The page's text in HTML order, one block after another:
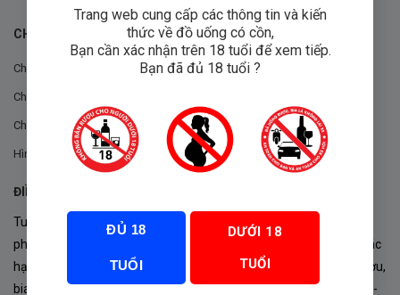
CHÍNH SÁCH
Chính sách chung
Chính sách đổi trả
Chính sách mua hàng
Hình thức thanh toán
ĐIỀU KHOẢN VÀ CHÍNH SÁCH
Tuân thủ Nghị định 105/2017/NĐ-CP ngày 14/9/2017 của Chính
phủ về sản xuất, kinh doanh rượu. Tuân thủ Luật “phòng chống tác
hại của rượu, bia” số 44/2019/QH14-Điều 16 về “điều kiện bán rượu,
bia theo hình thức thương mại điện tử”; Nghị định số 24/2020/NĐ-
Trang web cung cấp các thông tin và kiến
thức về đồ uống có cồn,
Bạn cần xác nhận trên 18 tuổi để xem tiếp.
Bạn đã đủ 18 tuổi ?
ĐỦ 18
TUỔI
DƯỚI 18
TUỔI